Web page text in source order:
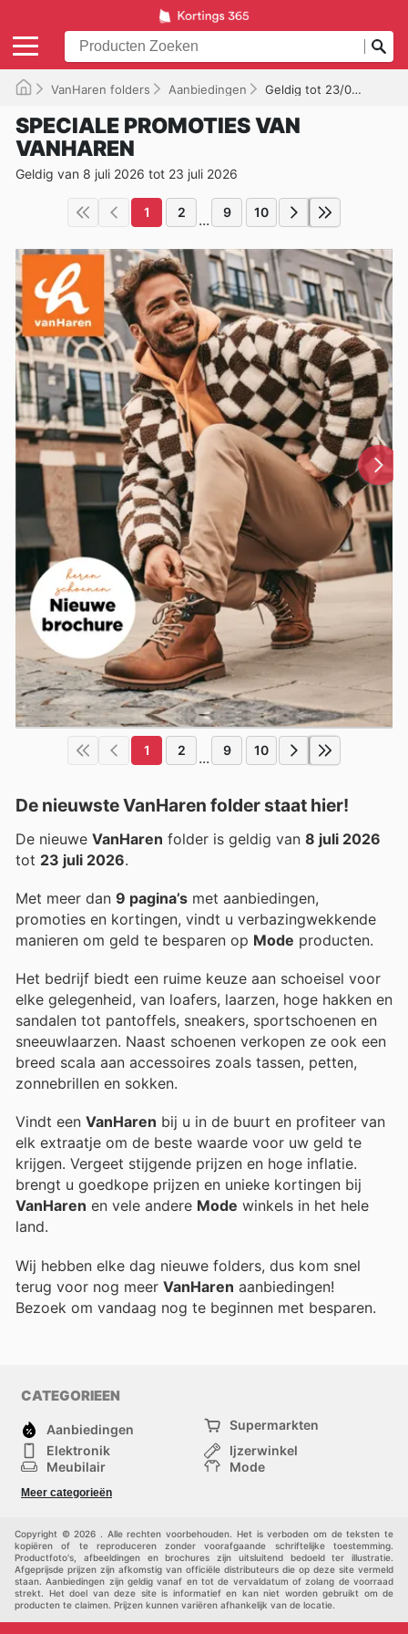
VanHaren folders Aanbiedingen Geldig tot 23/07/2026
SPECIALE PROMOTIES VAN
VANHAREN
Geldig van 8 juli 2026 tot 23 juli 2026
1 2 ... 9 10
1 2 ... 9 10
De nieuwste VanHaren folder staat hier!
De nieuwe VanHaren folder is geldig van 8 juli 2026
tot 23 juli 2026.
Met meer dan 9 pagina’s met aanbiedingen,
promoties en kortingen, vindt u verbazingwekkende
manieren om geld te besparen op Mode producten.
Het bedrijf biedt een ruime keuze aan schoeisel voor
elke gelegenheid, van loafers, laarzen, hoge hakken en
sandalen tot pantoffels, sneakers, sportschoenen en
sneeuwlaarzen. Naast schoenen verkopen ze ook een
breed scala aan accessoires zoals tassen, petten,
zonnebrillen en sokken.
Vindt een VanHaren bij u in de buurt en profiteer van
elk extraatje om de beste waarde voor uw geld te
krijgen. Vergeet stijgende prijzen en hoge inflatie.
brengt u goedkope prijzen en unieke kortingen bij
VanHaren en vele andere Mode winkels in het hele
land.
Wij hebben elke dag nieuwe folders, dus kom snel
terug voor nog meer VanHaren aanbiedingen!
Bezoek om vandaag nog te beginnen met besparen.
CATEGORIEEN
Aanbiedingen
Supermarkten
Elektronik
Ijzerwinkel
Meubilair
Mode
Schoonheid
Meer categorieën
Copyright © 2026 . Alle rechten voorbehouden. Het is verboden om de teksten te
kopiëren of te reproduceren zonder voorafgaande schriftelijke toestemming.
Productfoto's, afbeeldingen en brochures zijn uitsluitend bedoeld ter illustratie.
Afgeprijsde prijzen zijn afkomstig van officiële distributeurs die op deze site vermeld
staan. Aanbiedingen zijn geldig vanaf en tot de vervaldatum of zolang de voorraad
strekt. Het doel van deze site is informatief en kan niet worden gebruikt om de
producten te claimen. Prijzen kunnen variëren afhankelijk van de locatie.